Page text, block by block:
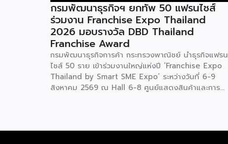
กรมพัฒนาธุรกิจฯ ยกทัพ 50 แฟรนไชส์
ร่วมงาน Franchise Expo Thailand
2026 มอบรางวัล DBD Thailand
Franchise Award
กรมพัฒนาธุรกิจการค้า กระทรวงพาณิชย์ นำธุรกิจแฟรน
ไชส์ 50 ราย เข้าร่วมงานใหญ่แห่งปี ‘Franchise Expo
Thailand by Smart SME Expo’ ระหว่างวันที่ 6-9
สิงหาคม 2569 ณ Hall 6-8 ศูนย์แสดงสินค้าและการ
รมฯ นายพูนพงษ์ นัยนาภากรณ์ อธิบดีกรมพัฒนา